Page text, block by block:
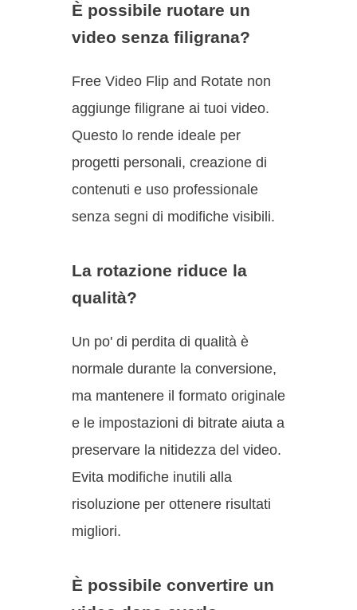
È possibile ruotare un
video senza filigrana?
Free Video Flip and Rotate non
aggiunge filigrane ai tuoi video.
Questo lo rende ideale per
progetti personali, creazione di
contenuti e uso professionale
senza segni di modifiche visibili.
La rotazione riduce la
qualità?
Un po' di perdita di qualità è
normale durante la conversione,
ma mantenere il formato originale
e le impostazioni di bitrate aiuta a
preservare la nitidezza del video.
Evita modifiche inutili alla
risoluzione per ottenere risultati
migliori.
È possibile convertire un